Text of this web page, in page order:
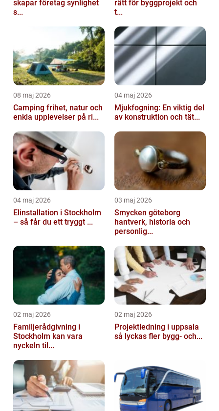
skapar företag synlighet
s...
rätt för byggprojekt och
t...
08 maj 2026
Camping frihet, natur och
enkla upplevelser på ri...
04 maj 2026
Mjukfogning: En viktig del
av konstruktion och tät...
04 maj 2026
Elinstallation i Stockholm
– så får du ett tryggt ...
03 maj 2026
Smycken göteborg
hantverk, historia och
personlig...
02 maj 2026
Familjerådgivning i
Stockholm kan vara
nyckeln til...
02 maj 2026
Projektledning i uppsala
så lyckas fler bygg- och...